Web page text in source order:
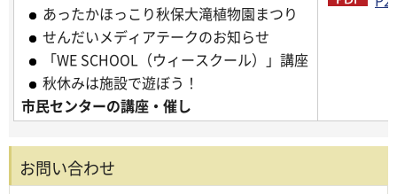
あったかほっこり秋保大滝植物園まつり
せんだいメディアテークのお知らせ
「WE SCHOOL（ウィースクール）」講座
秋休みは施設で遊ぼう！
市民センターの講座・催し
お問い合わせ